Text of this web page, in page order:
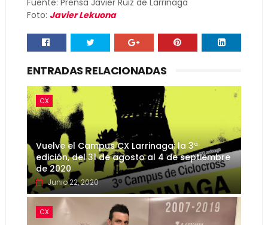
Fuente: Prensa Javier Ruiz de Larrinaga
Foto: Javier Lekuona
ENTRADAS RELACIONADAS
CX
Vuelve el Campus CX Larrinaga: la 3ª
edición, del 31 de agosto al 4 de septiembre
de 2020
Junio 22, 2020
CX